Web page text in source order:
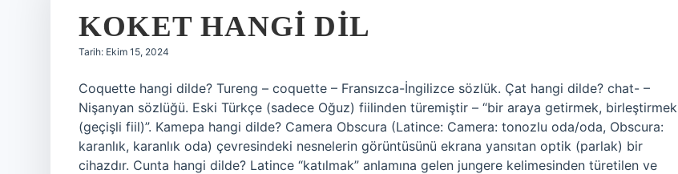
KOKET HANGI DIL
Tarih: Ekim 15, 2024
Coquette hangi dilde? Tureng – coquette – Fransızca-İngilizce sözlük. Çat hangi dilde? chat- –
Nişanyan sözlüğü. Eski Türkçe (sadece Oğuz) fiilinden türemiştir – “bir araya getirmek, birleştirmek
(geçişli fiil)”. Kamepa hangi dilde? Camera Obscura (Latince: Camera: tonozlu oda/oda, Obscura:
karanlık, karanlık oda) çevresindeki nesnelerin görüntüsünü ekrana yansıtan optik (parlak) bir
cihazdır. Cunta hangi dilde? Latince “katılmak” anlamına gelen jungere kelimesinden türetilen ve